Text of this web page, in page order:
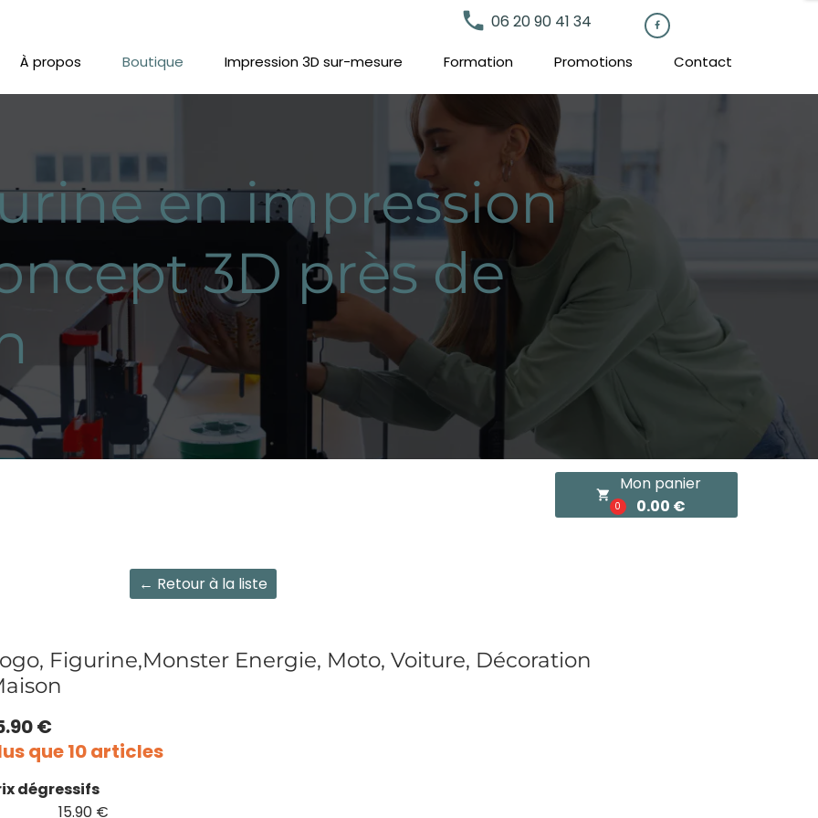
À propos Boutique Impression 3D sur-mesure Formation Promotions Contact
local_phone 06 20 90 41 34 
en impression
3D près de
local_grocery_store
0
Mon panier
0.00 €
← Retour à la liste
Figurine,Monster Energie, Moto, Voiture, Décoration
€
que 10 articles
dégressifs
15.90 €